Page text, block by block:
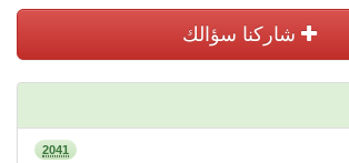
شاركنا سؤالك
2041